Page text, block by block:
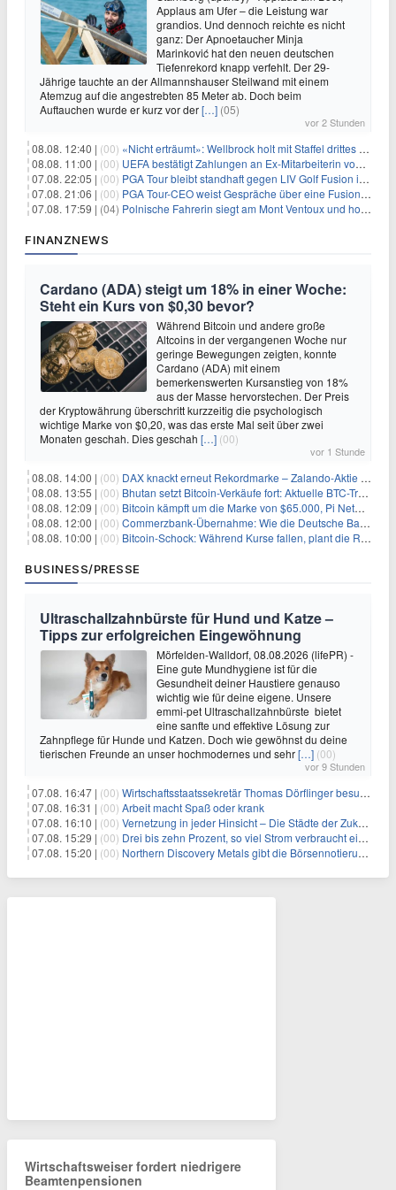
Applaus am Ufer – die Leistung war
grandios. Und dennoch reichte es nicht
ganz: Der Apnoetaucher Minja
Marinković hat den neuen deutschen
Tiefenrekord knapp verfehlt. Der 29-
Jährige tauchte an der Allmannshauser Steilwand mit einem
Atemzug auf die angestrebten 85 Meter ab. Doch beim
Auftauchen wurde er kurz vor der[…] (05)
vor 2 Stunden
08.08. 12:40 | (00) «Nicht erträumt»: Wellbrock holt mit Staffel drittes EM-Gold
08.08. 11:00 | (00) UEFA bestätigt Zahlungen an Ex-Mitarbeiterin von Infantino
07.08. 22:05 | (00) PGA Tour bleibt standhaft gegen LIV Golf Fusion in einem sich wandelnden Sportumfeld
07.08. 21:06 | (00) PGA Tour-CEO weist Gespräche über eine Fusion mit LIV Golf zurück und bekräftigt die Wettbewerbslandschaft
07.08. 17:59 | (04) Polnische Fahrerin siegt am Mont Ventoux und holt Tour-Gelb
FINANZNEWS
Cardano (ADA) steigt um 18% in einer Woche:
Steht ein Kurs von $0,30 bevor?
Während Bitcoin und andere große
Altcoins in der vergangenen Woche nur
geringe Bewegungen zeigten, konnte
Cardano (ADA) mit einem
bemerkenswerten Kursanstieg von 18%
aus der Masse hervorstechen. Der Preis
der Kryptowährung überschritt kurzzeitig die psychologisch
wichtige Marke von $0,20, was das erste Mal seit über zwei
Monaten geschah. Dies geschah […] (00)
vor 1 Stunde
08.08. 14:00 | (00) DAX knackt erneut Rekordmarke – Zalando-Aktie crasht nach Quartalszahlen
08.08. 13:55 | (00) Bhutan setzt Bitcoin-Verkäufe fort: Aktuelle BTC-Transaktionen
08.08. 12:09 | (00) Bitcoin kämpft um die Marke von $65.000, Pi Network gewinnt an Unterstützung
08.08. 12:00 | (00) Commerzbank-Übernahme: Wie die Deutsche Bank im Schatten zum großen Gewinner wird
08.08. 10:00 | (00) Bitcoin-Schock: Während Kurse fallen, plant die Regierung die Steuer-Bombe
BUSINESS/PRESSE
Ultraschallzahnbürste für Hund und Katze –
Tipps zur erfolgreichen Eingewöhnung
Mörfelden-Walldorf, 08.08.2026 (lifePR) -
Eine gute Mundhygiene ist für die
Gesundheit deiner Haustiere genauso
wichtig wie für deine eigene. Unsere
emmi-pet Ultraschallzahnbürste bietet
eine sanfte und effektive Lösung zur
Zahnpflege für Hunde und Katzen. Doch wie gewöhnst du deine
tierischen Freunde an unser hochmodernes und sehr[…] (00)
vor 9 Stunden
07.08. 16:47 | (00) Wirtschaftsstaatssekretär Thomas Dörflinger besucht Handwerksbetrieb im Kammerbezirk Freiburg
07.08. 16:31 | (00) Arbeit macht Spaß oder krank
07.08. 16:10 | (00) Vernetzung in jeder Hinsicht – Die Städte der Zukunft sind grün-blau
07.08. 15:29 | (00) Drei bis zehn Prozent, so viel Strom verbraucht ein Aufzug im Gebäude
07.08. 15:20 | (00) Northern Discovery Metals gibt die Börsennotierung an der Frankfurter Wertpapierbörse bekannt
Wirtschaftsweiser fordert niedrigere
Beamtenpensionen